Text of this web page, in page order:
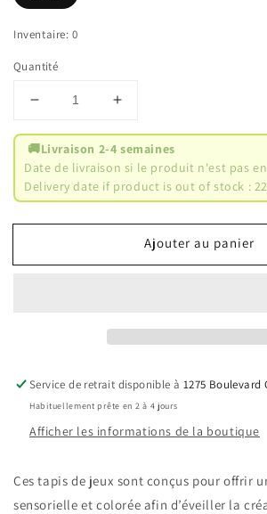
Inventaire: 0
Quantité
Réduire
quantité
de
PLG-
601
:
Augmenter
quantité
de
PLG-
601
:
Tapis
doux
🚚Livraison 2-4 semaines
Date de livraison si le produit n'est pas
Delivery date if product is out of stock :
Ajouter au panier
Service de retrait disponible à 1275 Boulevard
Habituellement prête en 2 à 4 jours
Afficher les informations de la boutique
Ces tapis de jeux sont conçus pour offrir
sensorielle et colorée afin d’éveiller la